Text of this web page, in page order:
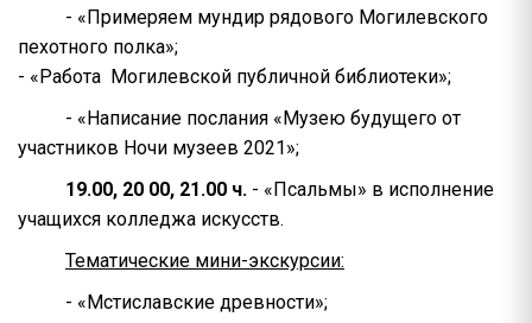
- «Примеряем мундир рядового Могилевского
пехотного полка»;
- «Работа Могилевской публичной библиотеки»;
- «Написание послания «Музею будущего от
участников Ночи музеев 2021»;
19.00, 20 00, 21.00 ч. - «Псальмы» в исполнение
учащихся колледжа искусств.
Тематические мини-экскурсии:
- «Мстиславские древности»;